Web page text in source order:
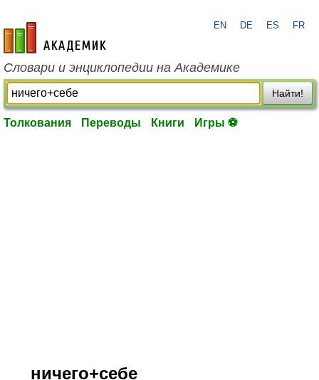
academic.ru
EN DE ES FR
Словари и энциклопедии на Академике
Найти!
Толкования Переводы Книги Игры ⚽
ничего+себе